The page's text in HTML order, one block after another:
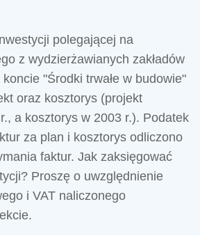
polegającej na
z wydzierżawianych zakładów
"Środki trwałe w budowie"
oraz kosztorys (projekt
a kosztorys w 2003 r.). Podatek
za plan i kosztorys odliczono
faktur. Jak zaksięgować
Proszę o uwzględnienie
i VAT naliczonego